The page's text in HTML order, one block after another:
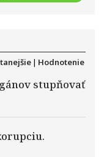
| Hodnotenie
stupňovať